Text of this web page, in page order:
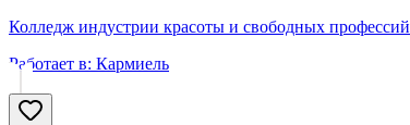
Колледж индустрии красоты и свободных профессий
Работает в: Кармиель